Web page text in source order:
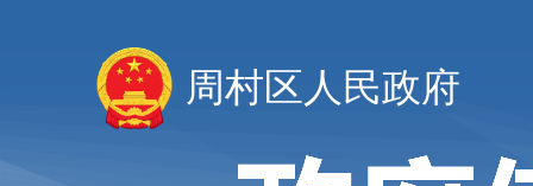
周村区人民政府